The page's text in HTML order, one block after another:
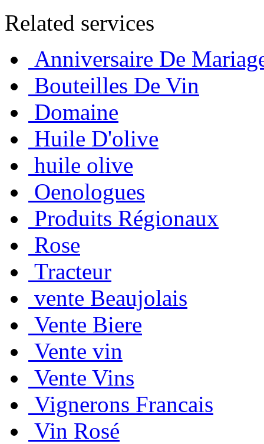
Related services
Anniversaire De
Bouteilles De Vin
Domaine
Huile D'olive
huile olive
Oenologues
Produits Régionaux
Rose
Tracteur
vente Beaujolais
Vente Biere
Vente vin
Vente Vins
Vignerons Francais
Vin Rosé